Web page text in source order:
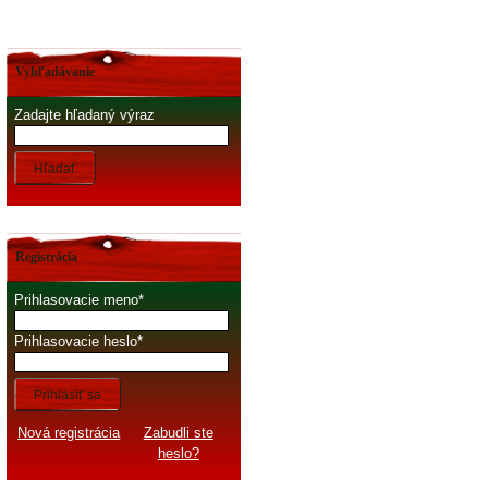
Vyhľadávanie
Zadajte hľadaný výraz
Hľadať
Registrácia
Prihlasovacie meno
Prihlasovacie heslo
Prihlásiť sa
Nová registrácia
Zabudli ste
heslo?